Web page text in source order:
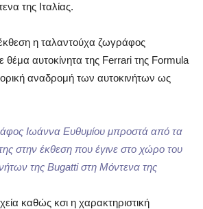
της Ιταλίας.
έκθεση η ταλαντούχα ζωγράφος
αυτοκίνητα της Ferrari της Formula
αναδρομή των αυτοκινήτων ως
Ιωάννα Ευθυμίου μπροστά από τα
στην έκθεση που έγινε στο χώρο του
της Bugatti στη Μόντενα της
καθώς κσι η χαρακτηριστική